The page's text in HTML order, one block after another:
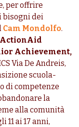
per offrire
bisogni dei
Cam Mondolfo.
ActionAid
Achievement,
Via De Andreis,
scuola-
di competenze
la
alla comunità
ai 17 anni,